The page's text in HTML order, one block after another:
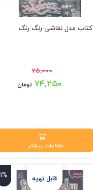
کتاب مدل نقاشی رنگ رنگ
۷۵,۰۰۰
قیمت اصلی: ۷۵,۰۰۰ تومان بود.۷۴,۲۵۰ تومان
اطلاعات بیشتر
1%